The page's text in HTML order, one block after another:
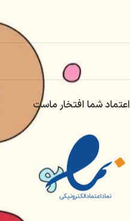
اعتماد شما افتخار ماست